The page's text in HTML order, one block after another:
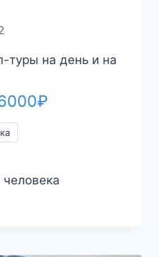
туры на день и на
₽Диапазон
–
человека